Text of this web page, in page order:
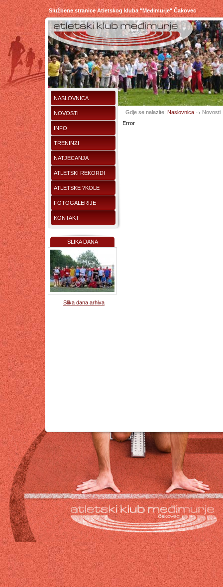
Službene stranice Atletskog kluba "Međimurje" Čakovec
NASLOVNICA
NOVOSTI
INFO
TRENINZI
NATJECANJA
ATLETSKI REKORDI
ATLETSKE ?KOLE
FOTOGALERIJE
KONTAKT
SLIKA DANA
Slika dana arhiva
Gdje se nalazite: Naslovnica
Novosti
Error